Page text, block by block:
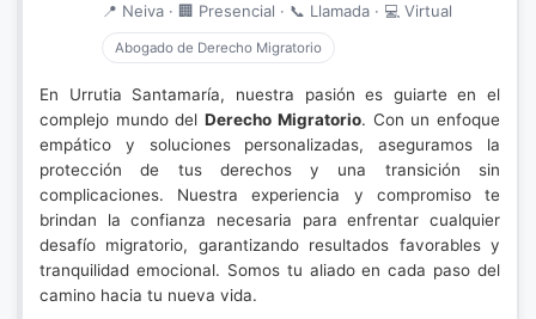
📍 Neiva · 🏢 Presencial · 📞 Llamada · 💻 Virtual
Abogado de Derecho Migratorio
En Urrutia Santamaría, nuestra pasión es guiarte en el
complejo mundo delDerecho Migratorio. Con un enfoque
empático y soluciones personalizadas, aseguramos la
protección de tus derechos y una transición sin
complicaciones. Nuestra experiencia y compromiso te
brindan la confianza necesaria para enfrentar cualquier
desafío migratorio, garantizando resultados favorables y
tranquilidad emocional. Somos tu aliado en cada paso del
camino hacia tu nueva vida.